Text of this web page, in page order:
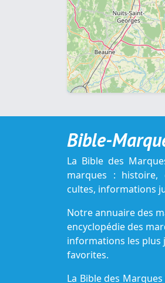
Bible-
La Bible des
marques : histoire,
cultes, informations
Notre annuaire des
encyclopédie des
informations les plus
favorites.
La Bible des